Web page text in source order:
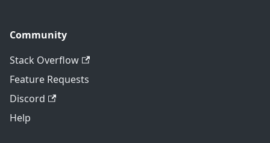
Community
Stack Overflow
Feature Requests
Discord
Help